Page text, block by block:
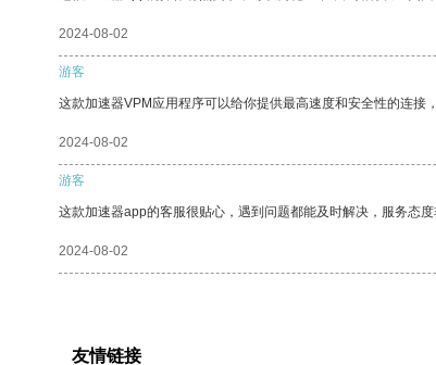
2024-08-02
游客
这款加速器VPM应用程序可以给你提供最高速度和安全性的连接
2024-08-02
游客
这款加速器app的客服很贴心，遇到问题都能及时解决，服务态度
2024-08-02
友情链接